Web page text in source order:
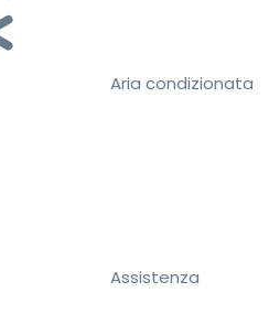
Aria condizionata
Assistenza